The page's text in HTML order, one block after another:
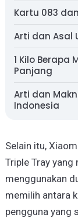
Kartu 083
Arti dan Asal
1 Kilo Berapa
Panjang
Arti dan
Indonesia
Selain itu,
Triple Tray yang
menggunakan
memilih antara
pengguna yang